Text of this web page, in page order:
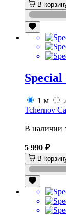
В
1 м
Tchernov
В наличии
5 990 ₽
В